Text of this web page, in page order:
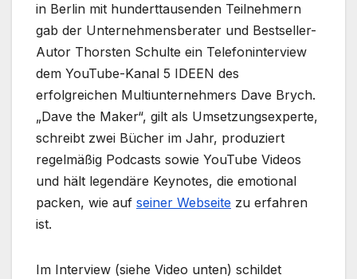
in Berlin mit hunderttausenden Teilnehmern
gab der Unternehmensberater und Bestseller-
Autor Thorsten Schulte ein Telefoninterview
dem YouTube-Kanal 5 IDEEN des
erfolgreichen Multiunternehmers Dave Brych.
„Dave the Maker“, gilt als Umsetzungsexperte,
schreibt zwei Bücher im Jahr, produziert
regelmäßig Podcasts sowie YouTube Videos
und hält legendäre Keynotes, die emotional
packen, wie auf seiner Webseite zu erfahren
ist.
Im Interview (siehe Video unten) schildet